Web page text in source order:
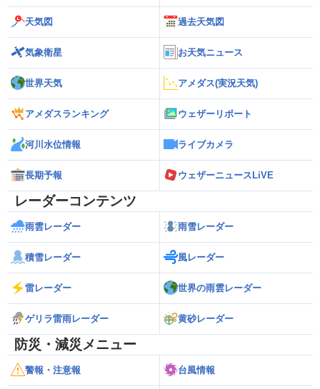
天気図 過去天気図
気象衛星 お天気ニュース
世界天気 アメダス(実況天気)
アメダスランキング ウェザーリポート
河川水位情報 ライブカメラ
長期予報 ウェザーニュースLiVE
レーダーコンテンツ
雨雲レーダー 雨雪レーダー
積雪レーダー 風レーダー
雷レーダー 世界の雨雲レーダー
ゲリラ雷雨レーダー 黄砂レーダー
防災・減災メニュー
警報・注意報 台風情報